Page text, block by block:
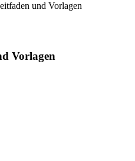
und Vorlagen
Vorlagen